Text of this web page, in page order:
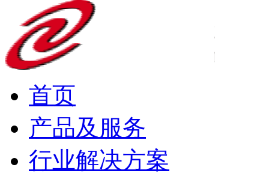
首页
产品及服务
行业解决方案